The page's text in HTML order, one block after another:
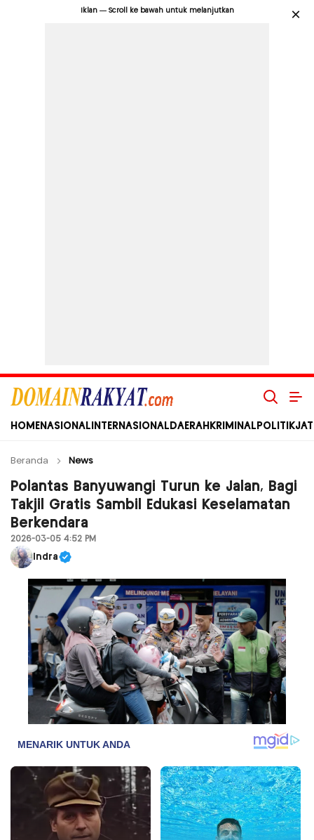
Iklan — Scroll ke bawah untuk melanjutkan ×
Domain Rakyat
Berita Hari Ini Terkini dan Terbaru Indonesia dan Internasional
HOME NASIONAL INTERNASIONAL DAERAH KRIMINAL POLITIK
Beranda News
Polantas Banyuwangi Turun ke Jalan, Bagi
Takjil Gratis Sambil Edukasi Keselamatan
Berkendara
2026-03-05 4:52 PM
Indra